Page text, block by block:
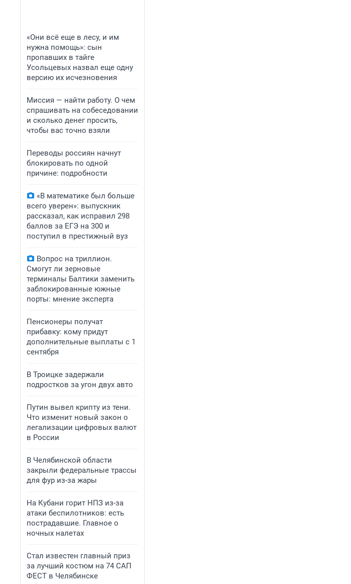
«Они всё еще в лесу, и им
нужна помощь»: сын
пропавших в тайге
Усольцевых назвал еще одну
версию их исчезновения
Миссия — найти работу. О чем
спрашивать на собеседовании
и сколько денег просить,
чтобы вас точно взяли
Переводы россиян начнут
блокировать по одной
причине: подробности
«В математике был больше
всего уверен»: выпускник
рассказал, как исправил 298
баллов за ЕГЭ на 300 и
поступил в престижный вуз
Вопрос на триллион.
Смогут ли зерновые
терминалы Балтики заменить
заблокированные южные
порты: мнение эксперта
Пенсионеры получат
прибавку: кому придут
дополнительные выплаты с 1
сентября
В Троицке задержали
подростков за угон двух авто
Путин вывел крипту из тени.
Что изменит новый закон о
легализации цифровых валют
в России
В Челябинской области
закрыли федеральные трассы
для фур из-за жары
На Кубани горит НПЗ из-за
атаки беспилотников: есть
пострадавшие. Главное о
ночных налетах
Стал известен главный приз
за лучший костюм на 74 САП
ФЕСТ в Челябинске